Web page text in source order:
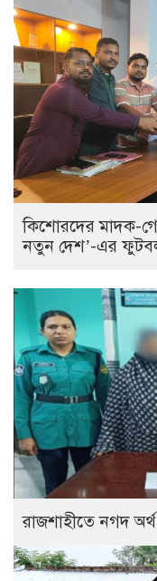
কিশোরদের মাদক-
নতুন দেশ’-এর
রাজশাহীতে নগদ